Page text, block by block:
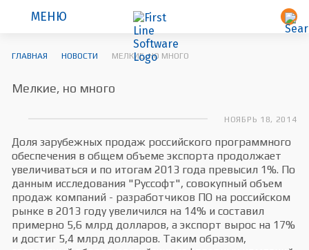
МЕНЮ
ГЛАВНАЯ НОВОСТИ МЕЛКИЕ, НО МНОГО
Мелкие, но много
НОЯБРЬ 18, 2014
Доля зарубежных продаж российского программного
обеспечения в общем объеме экспорта продолжает
увеличиваться и по итогам 2013 года превысил 1%. По
данным исследования "Руссофт", совокупный объем
продаж компаний - разработчиков ПО на российском
рынке в 2013 году увеличился на 14% и составил
примерно 5,6 млрд долларов, а экспорт вырос на 17%
и достиг 5,4 млрд долларов. Таким образом,